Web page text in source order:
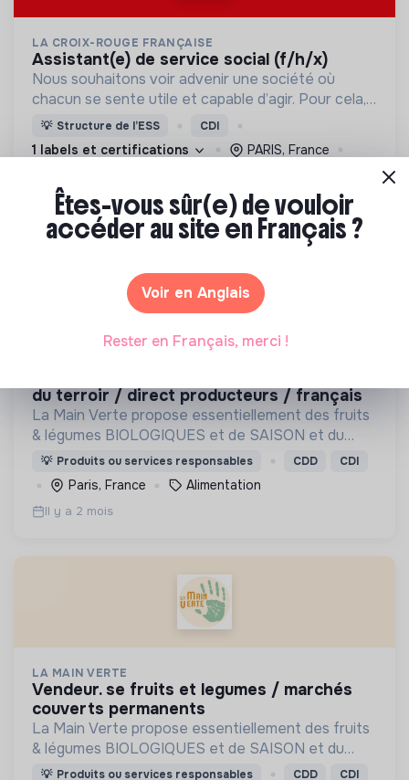
LA CROIX-ROUGE FRANÇAISE
assistant(e) de service social (f/h/x)
Nous souhaitons voir advenir une société où
chacun se sente utile et capable d’agir. Pour cela,
nous proposons des moyens et des lieux
d’engagement innovants et adaptés à tous.
💡 Structure de l’ESS CDI
1 labels et certifications
PARIS, France
Il y a 1 mois
du terroir / direct producteurs / français
La Main Verte propose essentiellement des fruits
& légumes BIOLOGIQUES et de SAISON et du
vrac, en DIRECT PRODUCTEURS et ZÉRO
DÉCHET privilégiant des produits de qualité au prix
juste.
💡 Produits ou services responsables CDD CDI
Paris, France Alimentation
Il y a 2 mois
LA MAIN VERTE
vendeur. se fruits et legumes / marchés
couverts permanents
La Main Verte propose essentiellement des fruits
& légumes BIOLOGIQUES et de SAISON et du
vrac, en DIRECT PRODUCTEURS et ZÉRO
💡 Produits ou services responsables CDD CDI
Êtes-vous sûr(e) de vouloir
accéder au site en Français ?
Voir en Anglais
Rester en Français, merci !